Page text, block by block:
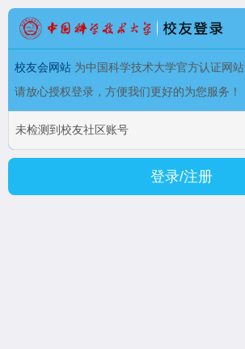
校友会网站 为中国科学技术大学官方认证网站
请放心授权登录，方便我们更好的为您服务！
未检测到校友社区账号
登录/注册